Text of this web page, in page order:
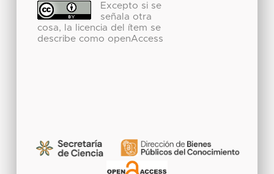
Excepto si se
señala otra
cosa, la licencia del ítem se
describe como openAccess